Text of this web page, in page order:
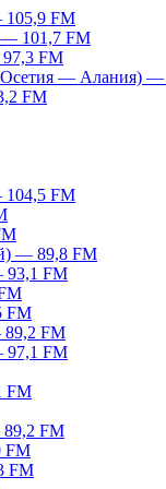
105,9 FM
— 101,7 FM
FM
Осетия — Алания)
FM
FM
— 89,8 FM
93,1 FM
FM
89,2 FM
97,1 FM
FM
89,2 FM
FM
FM